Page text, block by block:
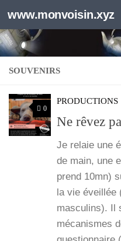
Au dessous du contenu
www.monvoisin.xyz
SOUVENIRS
0
PRODUCTIONS
Ne rêvez
Je relaie une
de main, une
prend 10mn)
la vie éveillée
mas­cu­lins). Il
méca­nismes